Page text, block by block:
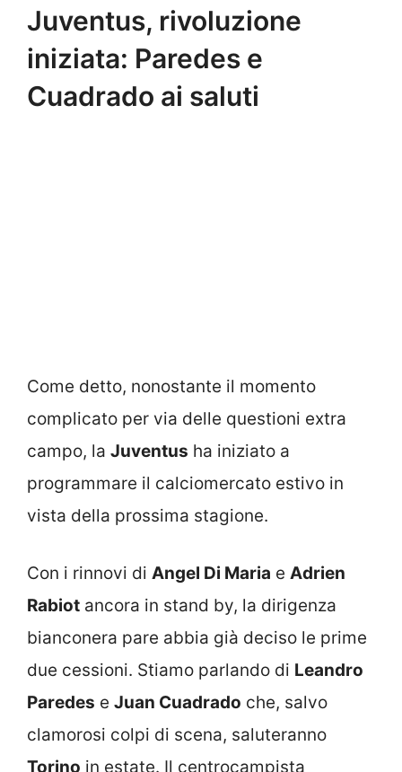
Juventus, rivoluzione
iniziata: Paredes e
Cuadrado ai saluti
Come detto, nonostante il momento
complicato per via delle questioni extra
campo, la Juventus ha iniziato a
programmare il calciomercato estivo in
vista della prossima stagione.
Con i rinnovi di Angel Di Maria e Adrien
Rabiot ancora in stand by, la dirigenza
bianconera pare abbia già deciso le prime
due cessioni. Stiamo parlando di Leandro
Paredes e Juan Cuadrado che, salvo
clamorosi colpi di scena, saluteranno
Torino in estate. Il centrocampista